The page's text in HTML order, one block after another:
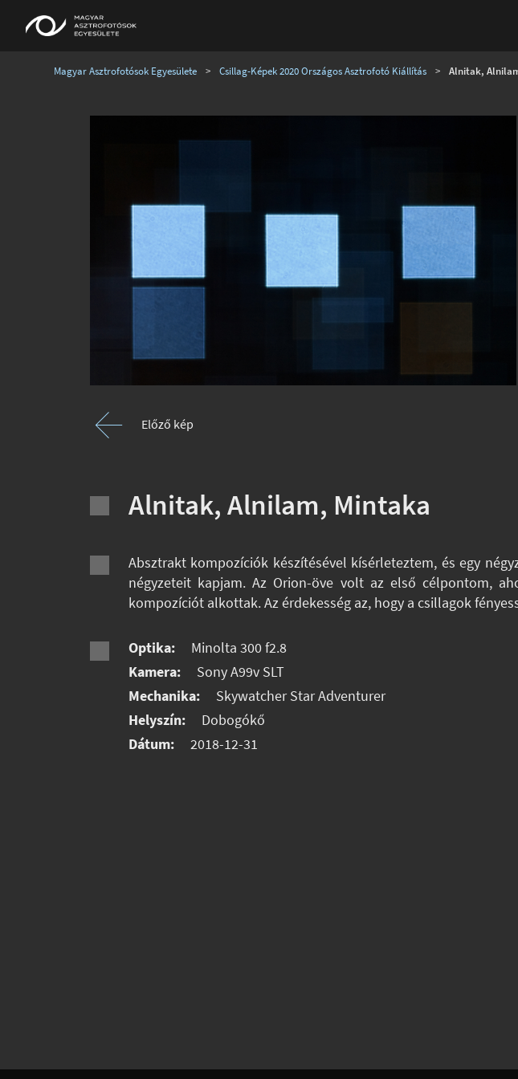
Magyar Asztrofotósok Egyesülete > Csillag-Képek 2020 Országos Asztrofotó Kiállítás > Alnitak,
Előző kép
Alnitak, Alnilam, Mintaka
Absztrakt kompozíciók készítésével kísérleteztem, és egy
négyzeteit kapjam. Az Orion-öve volt az első célpontom,
kompozíciót alkottak. Az érdekesség az, hogy a csillagok
Optika:
Minolta 300 f2.8
Kamera:
Sony A99v SLT
Mechanika:
Skywatcher Star Adventurer
Helyszín:
Dobogókő
Dátum:
2018-12-31